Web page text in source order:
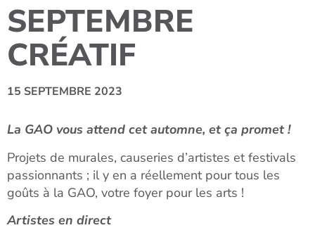
SEPTEMBRE
CRÉATIF
15 SEPTEMBRE 2023
La GAO vous attend cet automne, et ça promet !
Projets de murales, causeries d’artistes et festivals
passionnants ; il y en a réellement pour tous les
goûts à la GAO, votre foyer pour les arts !
Artistes en direct